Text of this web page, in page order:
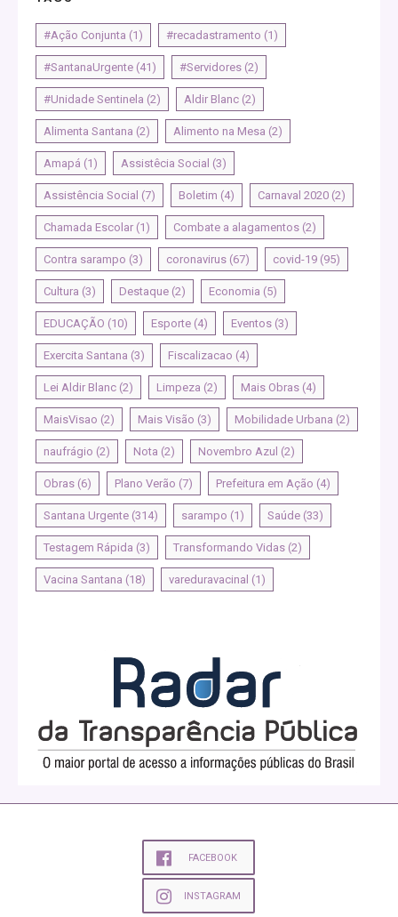
#Ação Conjunta (1) #recadastramento (1)
#SantanaUrgente (41) #Servidores (2)
#Unidade Sentinela (2) Aldir Blanc (2)
Alimenta Santana (2) Alimento na Mesa (2)
Amapá (1) Assistêcia Social (3)
Assistência Social (7) Boletim (4) Carnaval 2020 (2)
Chamada Escolar (1) Combate a alagamentos (2)
Contra sarampo (3) coronavirus (67) covid-19 (95)
Cultura (3) Destaque (2) Economia (5)
EDUCAÇÃO (10) Esporte (4) Eventos (3)
Exercita Santana (3) Fiscalizacao (4)
Lei Aldir Blanc (2) Limpeza (2) Mais Obras (4)
MaisVisao (2) Mais Visão (3) Mobilidade Urbana (2)
naufrágio (2) Nota (2) Novembro Azul (2)
Obras (6) Plano Verão (7) Prefeitura em Ação (4)
Santana Urgente (314) sarampo (1) Saúde (33)
Testagem Rápida (3) Transformando Vidas (2)
Vacina Santana (18) vareduravacinal (1)
FACEBOOK
INSTAGRAM